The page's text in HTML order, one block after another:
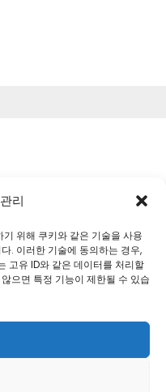
리
위해 쿠키와 같은 기술을 사용
. 이러한 기술에 동의하는 경우,
고유 ID와 같은 데이터를 처리할
으면 특정 기능이 제한될 수 있습